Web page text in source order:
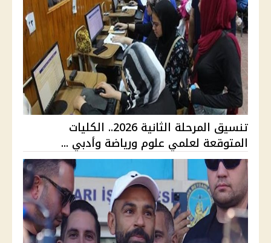
تنسيق المرحلة الثانية 2026.. الكليات
المتوقعة لعلمي علوم ورياضة وأدبي ...